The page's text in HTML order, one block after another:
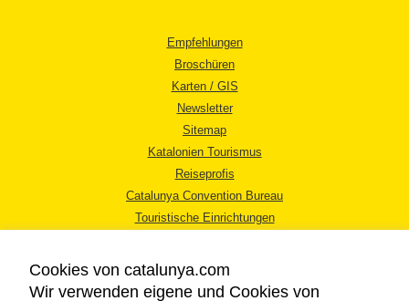
Empfehlungen
Broschüren
Karten / GIS
Newsletter
Sitemap
Katalonien Tourismus
Reiseprofis
Catalunya Convention Bureau
Touristische Einrichtungen
Cookies von catalunya.com
Wir verwenden eigene und Cookies von